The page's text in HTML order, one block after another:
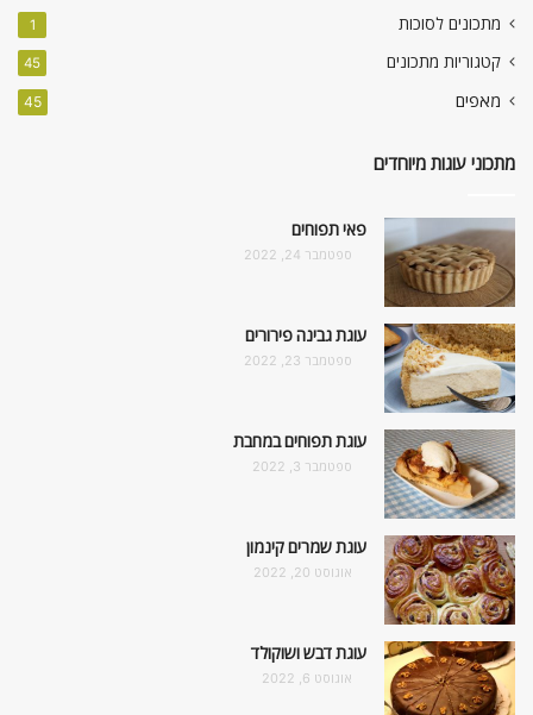
מתכונים לסוכות 1
קטגוריות מתכונים 45
מאפים 45
מתכוני עוגות מיוחדים
פאי תפוחים
ספטמבר 24, 2022
עוגת גבינה פירורים
ספטמבר 23, 2022
עוגת תפוחים במחבת
ספטמבר 3, 2022
עוגת שמרים קינמון
אוגוסט 20, 2022
עוגת דבש ושוקולד
אוגוסט 6, 2022